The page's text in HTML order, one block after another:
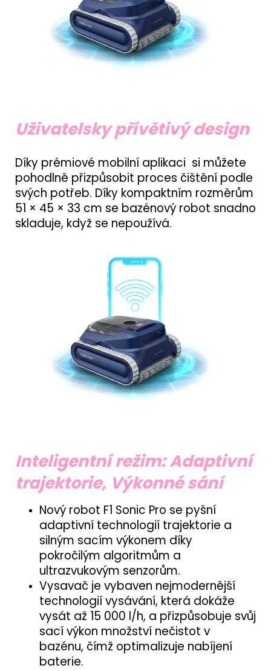
Uživatelsky přívětivý design
Díky prémiové mobilní aplikaci si můžete
pohodlně přizpůsobit proces čištění podle
svých potřeb. Díky kompaktním rozměrům
51 × 45 × 33 cm se bazénový robot snadno
skladuje, když se nepoužívá.
Inteligentní režim: Adaptivní
trajektorie, Výkonné sání
Nový robot F1 Sonic Pro se pyšní
adaptivní technologií trajektorie a
silným sacím výkonem díky
pokročilým algoritmům a
ultrazvukovým senzorům.
Vysavač je vybaven nejmodernější
technologií vysávání, která dokáže
vysát až 15 000 l/h, a přizpůsobuje svůj
sací výkon množství nečistot v
bazénu, čímž optimalizuje nabíjení
baterie.